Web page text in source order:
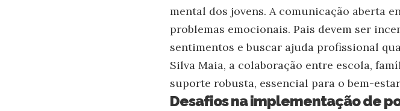
mental dos jovens. A comunicação aberta
problemas emocionais. Pais devem ser
sentimentos e buscar ajuda profissional
Silva Maia, a colaboração entre escola,
suporte robusta, essencial para o bem-
Desafios na implementação de